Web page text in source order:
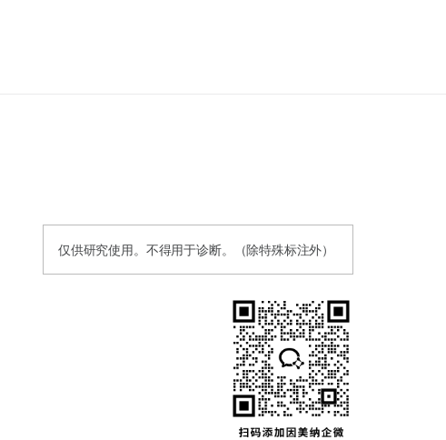
仅供研究使用。不得用于诊断。（除特殊标注外）